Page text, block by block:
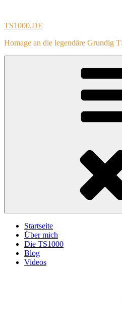
springen
TS1000.DE
Homage an die legendäre Grundig
Startseite
Über mich
Die TS1000
Blog
Videos